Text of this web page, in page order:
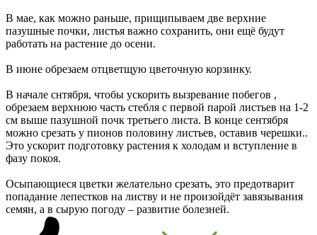
В мае, как можно раньше, прищипываем две верхние
пазушные почки, листья важно сохранить, они ещё будут
работать на растение до осени.
В июне обрезаем отцветщую цветочную корзинку.
В начале снтября, чтобы ускорить вызревание побегов ,
обрезаем верхнюю часть стебля с первой парой листьев на 1-2
см выше пазушной почк третьего листа. В конце сентября
можно срезать у пионов половину листьев, оставив черешки..
Это ускорит подготовку растения к холодам и вступление в
фазу покоя.
Осыпающиеся цветки желательно срезать, это предотварит
попадание лепестков на листву и не произойдёт завязывания
семян, а в сырую погоду – развитие болезней.